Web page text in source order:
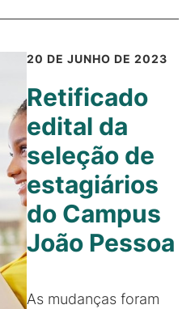
20 DE JUNHO DE 2023
Retificado
edital da
seleção de
estagiários
do Campus
João Pessoa
As mudanças foram